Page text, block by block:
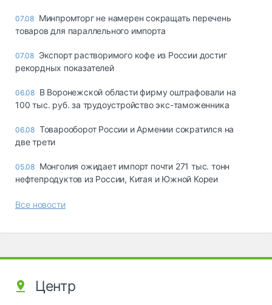
07.08 Минпромторг не намерен сокращать перечень
товаров для параллельного импорта
07.08 Экспорт растворимого кофе из России достиг
рекордных показателей
06.08 В Воронежской области фирму оштрафовали на
100 тыс. руб. за трудоустройство экс-таможенника
06.08 Товарооборот России и Армении сократился на
две трети
05.08 Монголия ожидает импорт почти 271 тыс. тонн
нефтепродуктов из России, Китая и Южной Кореи
Все новости
Центр